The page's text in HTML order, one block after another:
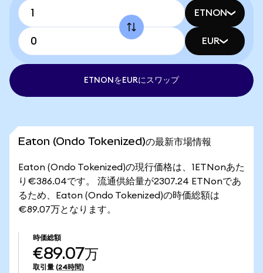
ETNON
EUR
ETNONをEURにスワップ
Eaton (Ondo Tokenized)の最新市場情報
Eaton (Ondo Tokenized)の現行価格は、1ETNonあた
り€386.04です。 流通供給量が2307.24 ETNonであ
るため、Eaton (Ondo Tokenized)の時価総額は
€89.07万となります。
時価総額
€89.07万
取引量 (24時間)